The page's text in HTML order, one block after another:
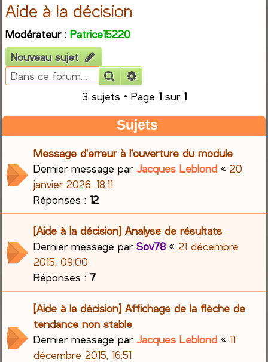
c
Aide à la décision
Modérateur : Patrice15220
Nouveau sujet
Rechercher
3 sujets • Page 1sur 1
Sujets
Message d'erreur à l'ouverture du module
Dernier message parJacques Leblond «20
janvier 2026, 18:11
Réponses :12
[Aide à la décision] Analyse de résultats
Dernier message parSov78 «21 décembre
2015, 09:00
Réponses : 7
[Aide à la décision] Affichage de la flèche de
tendance non stable
Dernier message parJacques Leblond « 11
décembre 2015, 16:51